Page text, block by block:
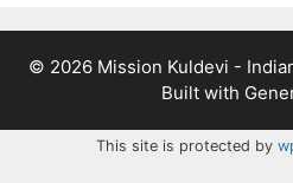
© 2026 Mission Kuldevi -
Built with
This site is protected by